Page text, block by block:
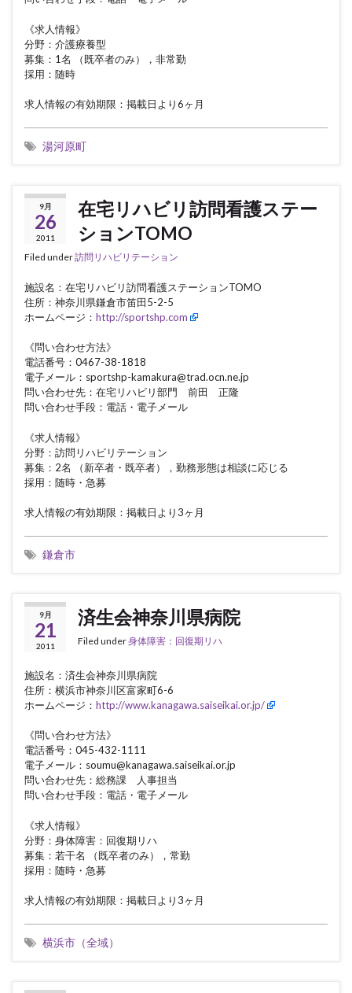
《求人情報》
分野：介護療養型
募集：1名 （既卒者のみ），非常勤
採用：随時
求人情報の有効期限：掲載日より6ヶ月
湯河原町
9月
26
2011
在宅リハビリ訪問看護ステー
ションTOMO
Filed under訪問リハビリテーション
施設名：在宅リハビリ訪問看護ステーションTOMO
住所：神奈川県鎌倉市笛田5-2-5
ホームページ： http://sportshp.com
《問い合わせ方法》
電話番号：0467-38-1818
電子メール：sportshp-kamakura@trad.ocn.ne.jp
問い合わせ先：在宅リハビリ部門 前田 正隆
問い合わせ手段：電話・電子メール
《求人情報》
分野：訪問リハビリテーション
募集：2名 （新卒者・既卒者），勤務形態は相談に応じる
採用：随時・急募
求人情報の有効期限：掲載日より3ヶ月
鎌倉市
9月
21
2011
済生会神奈川県病院
Filed under身体障害：回復期リハ
施設名：済生会神奈川県病院
住所：横浜市神奈川区富家町6-6
ホームページ： http://www.kanagawa.saiseikai.or.jp/
《問い合わせ方法》
電話番号：045-432-1111
電子メール：soumu@kanagawa.saiseikai.or.jp
問い合わせ先：総務課 人事担当
問い合わせ手段：電話・電子メール
《求人情報》
分野：身体障害：回復期リハ
募集：若干名 （既卒者のみ），常勤
採用：随時・急募
求人情報の有効期限：掲載日より3ヶ月
横浜市（全域）